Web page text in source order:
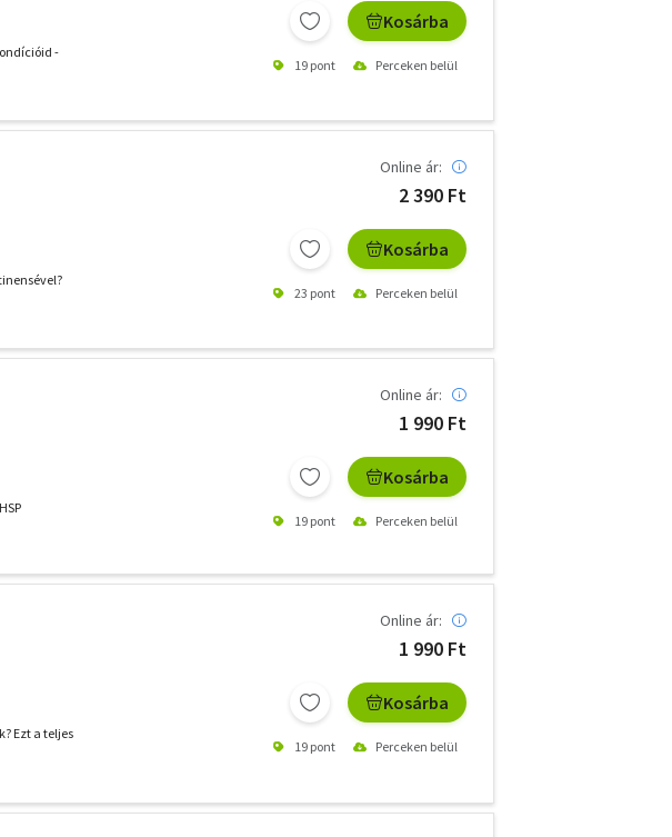
-
Kosárba
19 pont Perceken belül
Online ár:
2 390 Ft
Kosárba
23 pont Perceken belül
Online ár:
1 990 Ft
Kosárba
19 pont Perceken belül
Ezt a teljes
Online ár:
1 990 Ft
Kosárba
19 pont Perceken belül